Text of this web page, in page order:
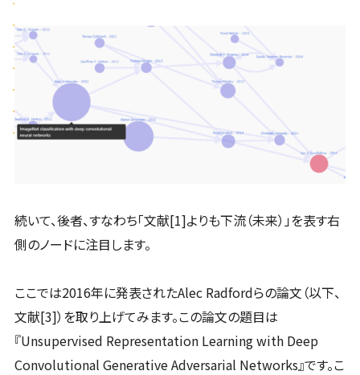
続いて、後者、すなわち「文献[1]よりも下流（未来）」を表す右
側のノードに注目します。
ここでは2016年に発表されたAlec Radfordらの論文（以下、
文献[3]）を取り上げてみます。この論文の題目は
『Unsupervised Representation Learning with Deep
Convolutional Generative Adversarial Networks』です。こ